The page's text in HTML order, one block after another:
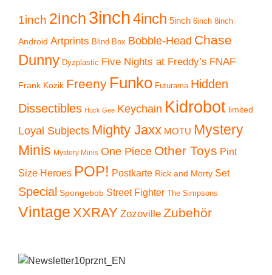
1inch 2inch 3inch4inch 5inch 6inch 8inch
Android Artprints Blind Box Bobble-Head Chase
Dunny Dyzplastic Five Nights at Freddy’s FNAF
Frank Kozik Freeny Funko Futurama Hidden
Dissectibles Huck Gee Keychain Kidrobot limited
Loyal Subjects Mighty Jaxx MOTU Mystery
Minis Mystery Minis One Piece Other Toys Pint
Size Heroes POP! Postkarte Rick and Morty Set
Special Spongebob Street Fighter The Simpsons
Vintage XXRAY Zozoville Zubehör